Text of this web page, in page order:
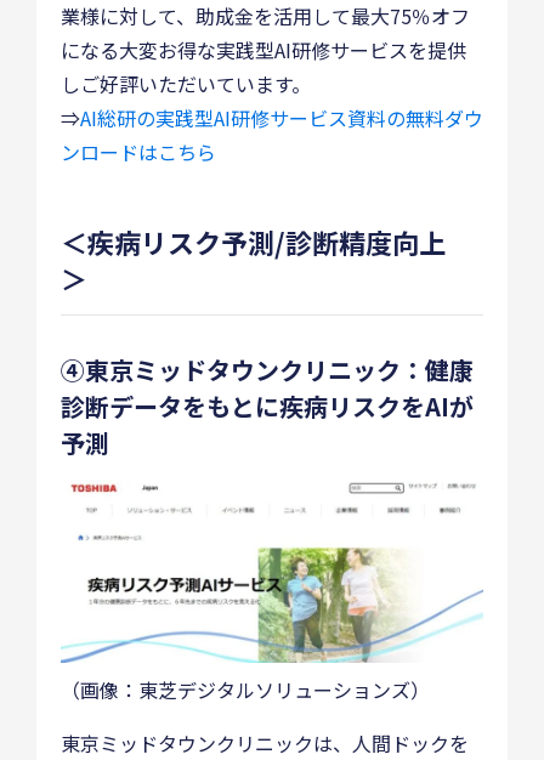
業様に対して、助成金を活用して最大75％オフ
になる大変お得な実践型AI研修サービスを提供
しご好評いただいています。
⇒AI総研の実践型AI研修サービス資料の無料ダウ
ンロードはこちら
＜疾病リスク予測/診断精度向上
＞
④東京ミッドタウンクリニック：健康
診断データをもとに疾病リスクをAIが
予測
（画像：東芝デジタルソリューションズ）
東京ミッドタウンクリニックは、人間ドックを